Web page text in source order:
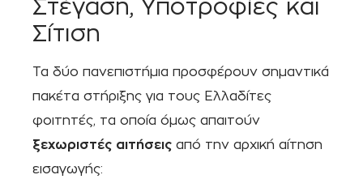
Στέγαση, Υποτροφίες και
Σίτιση
Τα δύο πανεπιστήμια προσφέρουν σημαντικά
πακέτα στήριξης για τους Ελλαδίτες
φοιτητές, τα οποία όμως απαιτούν
ξεχωριστές αιτήσεις από την αρχική αίτηση
εισαγωγής: